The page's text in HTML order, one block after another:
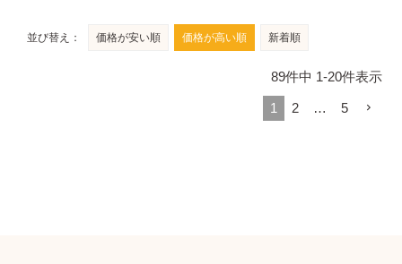
並び替え 価格が安い順 価格が高い順 新着順
89件中 1-20件表示
1 2 … 5